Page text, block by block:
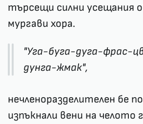
търсещи силни усещания
мургави хора.
"Уга-буга-дуга-фрас-
дунга-жмак",
нечленоразделителен бе
изпъкнали вени на челото